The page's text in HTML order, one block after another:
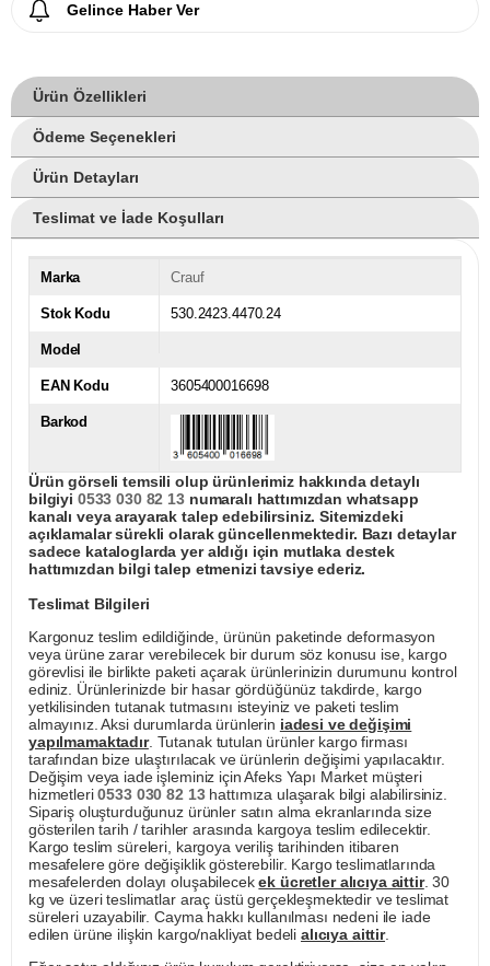
Gelince Haber Ver
Ürün Özellikleri
Ödeme Seçenekleri
Ürün Detayları
Teslimat ve İade Koşulları
Marka Crauf
Stok Kodu 530.2423.4470.24
Model
EAN Kodu 3605400016698
Barkod
Ürün görseli temsili olup ürünlerimiz hakkında detaylı
bilgiyi 0533 030 82 13numaralı hattımızdan whatsapp
kanalı veya arayarak talep edebilirsiniz. Sitemizdeki
açıklamalar sürekli olarak güncellenmektedir. Bazı detaylar
sadece kataloglarda yer aldığı için mutlaka destek
hattımızdan bilgi talep etmenizi tavsiye ederiz.
Teslimat Bilgileri
Kargonuz teslim edildiğinde, ürünün paketinde deformasyon
veya ürüne zarar verebilecek bir durum söz konusu ise, kargo
görevlisi ile birlikte paketi açarak ürünlerinizin durumunu kontrol
ediniz. Ürünlerinizde bir hasar gördüğünüz takdirde, kargo
yetkilisinden tutanak tutmasını isteyiniz ve paketi teslim
almayınız. Aksi durumlarda ürünlerin iadesi ve değişimi
yapılmamaktadır. Tutanak tutulan ürünler kargo firması
tarafından bize ulaştırılacak ve ürünlerin değişimi yapılacaktır.
Değişim veya iade işleminiz için Afeks Yapı Market müşteri
hizmetleri0533 030 82 13hattımıza ulaşarak bilgi alabilirsiniz.
Sipariş oluşturduğunuz ürünler satın alma ekranlarında size
gösterilen tarih / tarihler arasında kargoya teslim edilecektir.
Kargo teslim süreleri, kargoya veriliş tarihinden itibaren
mesafelere göre değişiklik gösterebilir. Kargo teslimatlarında
mesafelerden dolayı oluşabilecekek ücretler alıcıya aittir. 30
kg ve üzeri teslimatlar araç üstü gerçekleşmektedir ve teslimat
süreleri uzayabilir. Cayma hakkı kullanılması nedeni ile iade
edilen ürüne ilişkin kargo/nakliyat bedeli alıcıya aittir.